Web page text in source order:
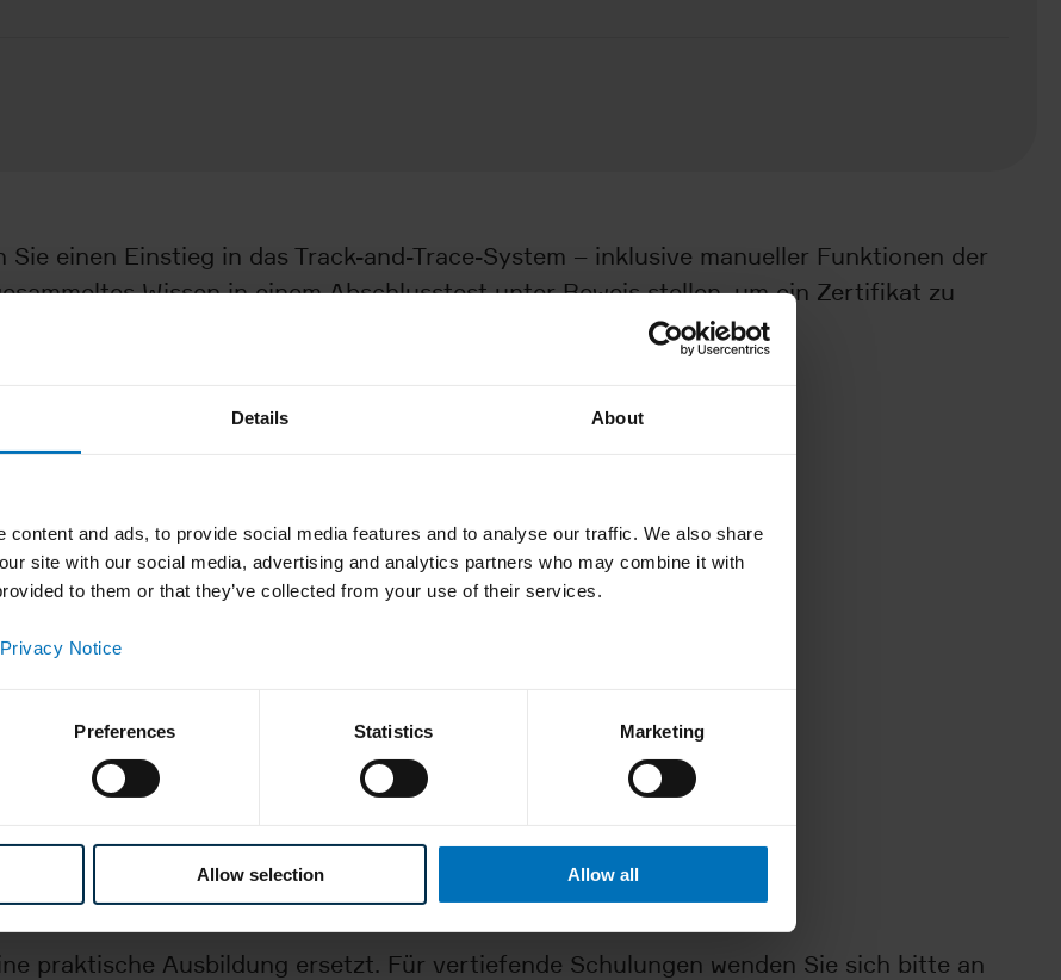
Details About
content and ads, to provide social media features and to analyse our traffic. We also share
site with our social media, advertising and analytics partners who may combine it with
to them or that they’ve collected from your use of their services.
Notice
Preferences Statistics Marketing
Allow selection Allow all
einen Einstieg in das Track-and-Trace-System – inklusive manueller Funktionen der
Wissen in einem Abschlusstest unter Beweis stellen, um ein Zertifikat zu
SmartControl)
praktische Ausbildung ersetzt. Für vertiefende Schulungen wenden Sie sich bitte an